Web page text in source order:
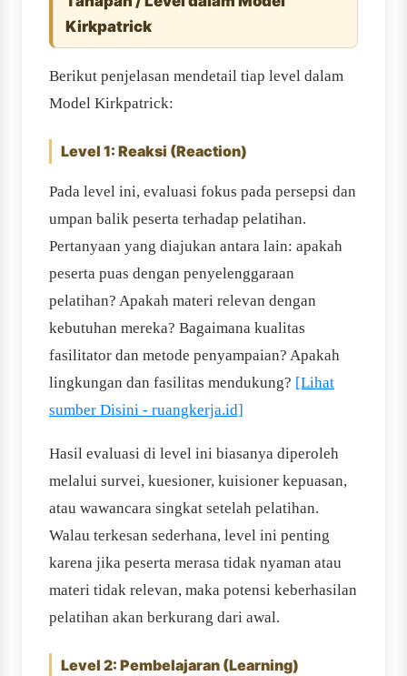
Kirkpatrick
Berikut penjelasan mendetail tiap level dalam
Model Kirkpatrick:
Level 1: Reaksi (Reaction)
Pada level ini, evaluasi fokus pada persepsi dan
umpan balik peserta terhadap pelatihan.
Pertanyaan yang diajukan antara lain: apakah
peserta puas dengan penyelenggaraan
pelatihan? Apakah materi relevan dengan
kebutuhan mereka? Bagaimana kualitas
fasilitator dan metode penyampaian? Apakah
lingkungan dan fasilitas mendukung? [Lihat
sumber Disini - ruangkerja.id]
Hasil evaluasi di level ini biasanya diperoleh
melalui survei, kuesioner, kuisioner kepuasan,
atau wawancara singkat setelah pelatihan.
Walau terkesan sederhana, level ini penting
karena jika peserta merasa tidak nyaman atau
materi tidak relevan, maka potensi keberhasilan
pelatihan akan berkurang dari awal.
Level 2: Pembelajaran (Learning)